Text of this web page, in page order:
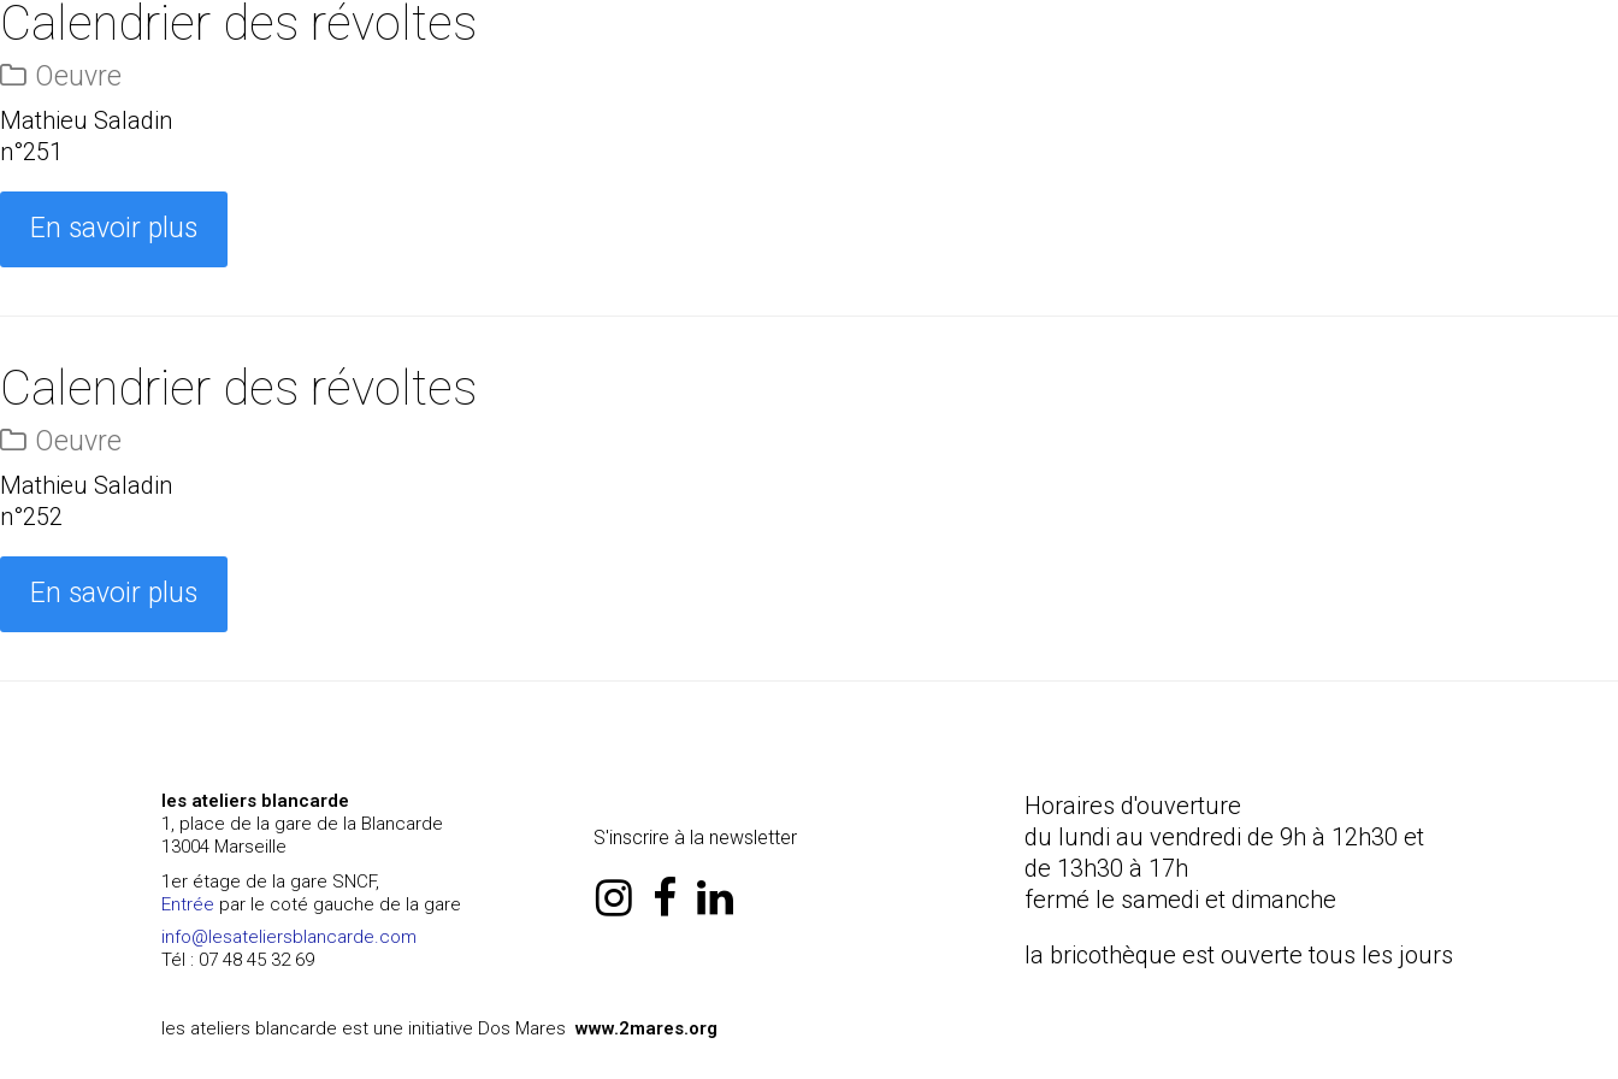
Calendrier des révoltes
Oeuvre
Mathieu Saladin
n°251
En savoir plus
Calendrier des révoltes
Oeuvre
Mathieu Saladin
n°252
En savoir plus
les ateliers blancarde
1, place de la gare de la Blancarde
13004 Marseille
1er étage de la gare SNCF,
Entrée par le coté gauche de la gare
info@lesateliersblancarde.com
Tél : 07 48 45 32 69
S'inscrire à la newsletter
instagram
facebook
linkedin
Horaires d'ouverture
du lundi au vendredi de 9h à 12h30 et
de 13h30 à 17h
fermé le samedi et dimanche
la bricothèque est ouverte tous les jours
les ateliers blancarde est une initiative Dos Mares www.2mares.org